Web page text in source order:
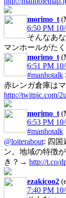
morimo_t
6:50 PM
そんなあ
マンホールがた
morimo_t
6:51 PM
#manhotalk
赤レンガ倉庫は
http://twitpic.com/
morimo_t
6:53 PM
#manhotalk
@loiterabout: 四国
ン。地域の特徴
き？→ http://t.co/
ezakicoo2
7:40 PM